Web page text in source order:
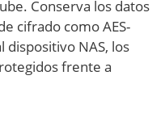
Conserva los datos
cifrado como AES-
dispositivo NAS, los
frente a